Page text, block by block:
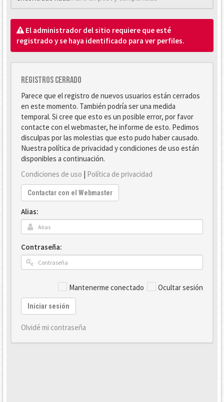
El administrador del sitio requiere que esté
registrado y se haya identificado para ver perfiles.
Registros cerrado
Parece que el registro de nuevos usuarios están cerrados
en este momento. También podría ser una medida
temporal. Si cree que esto es un posible error, por favor
contacte con el webmaster, he informe de esto. Pedimos
disculpas por las molestias que esto pudo haber causado.
Nuestra política de privacidad y condiciones de uso están
disponibles a continuación.
Condiciones de uso | Política de privacidad
Contactar con el Webmaster
Alias:
Contraseña:
Mantenerme conectado Ocultar sesión
Iniciar sesión
Olvidé mi contraseña